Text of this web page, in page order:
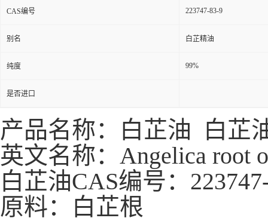
CAS编号 223747-83-9
别名 白芷精油
纯度 99%
是否进口
产品名称：白芷油 白芷
英文名称：Angelica root
白芷油CAS编号：
原料：白芷根